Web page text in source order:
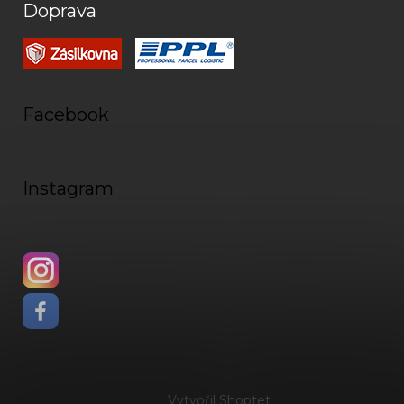
Doprava
Facebook
Instagram
Vytvořil Shoptet